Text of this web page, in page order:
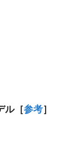
ル［参考］